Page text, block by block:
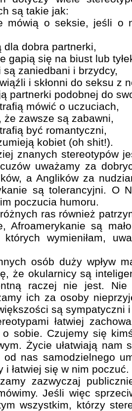
są takie jak:
mówią o seksie, jeśli o
dla dobra partnerki,
gapią się na biust lub
zaniedbani i brzydcy,
i skłonni do seksu z
partnerki podobnej do
mówić o uczuciach,
zawsze są zabawni,
być romantyczni,
kobiet (oh shit!).
znanych stereotypów
uważamy za
a Anglików za
są tolerancyjni. O
poczucia humoru.
ras również
Afroamerykanie są
których wymieniłam,
osób duży wpływ
że okularnicy są
raczej nie jest.
ich za osoby
są sympatyczni
łatwiej
sobie. Czujemy się
Życie ułatwiają nam
nas samodzielnego
i łatwiej się w nim poczuć.
zazwyczaj
Jeśli więc
wszystkim, którzy